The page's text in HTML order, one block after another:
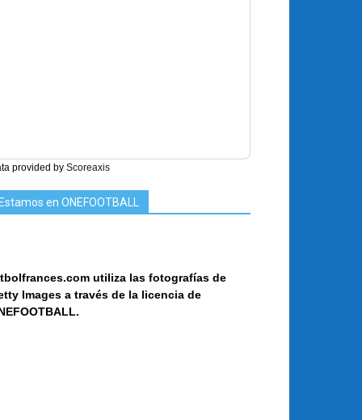
provided by Scoreaxis
Estamos en ONEFOOTBALL
utiliza las fotografías de
Images a través de la licencia de
OOTBALL.